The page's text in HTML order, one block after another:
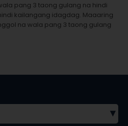
pang 3 taong gulang na hindi
kailangang idagdag. Maaaring
na wala pang 3 taong gulang
▾